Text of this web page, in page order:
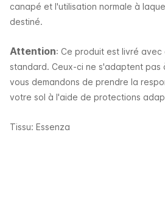
canapé et l'utilisation normale à
destiné.
Attention: Ce produit est livré avec
standard. Ceux-ci ne s'adaptent pas
vous demandons de prendre la
votre sol à l'aide de protections
Tissu: Essenza